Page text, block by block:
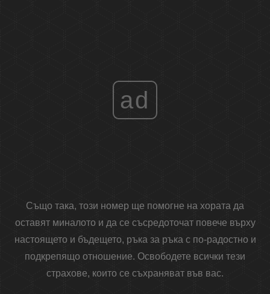
ad
Също така, този номер ще помогне на хората да
оставят миналото и да се съсредоточат повече върху
настоящето и бъдещето, ръка за ръка с по-радостно и
подкрепящо отношение. Освободете всички тези
страхове, които се съхраняват във вас.